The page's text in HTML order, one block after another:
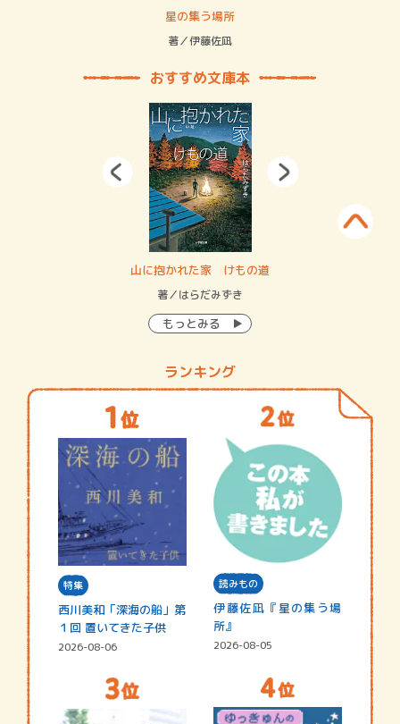
星の集う場所
著／伊藤佐凪
おすすめ文庫本
山に抱かれた家 けもの道
著／はらだみずき
もっとみる
ランキング
特集
西川美和「深海の船」第
１回 置いてきた子供
2026-08-06
読みもの
伊藤佐凪『星の集う場
所』
2026-08-05